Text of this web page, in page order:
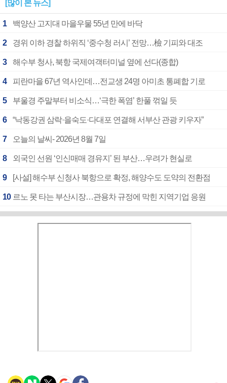
[많이 본 뉴스]
1 백양산 고지대 마을우물 55년 만에 바닥
2 경위 이하 경찰 하위직 ‘중수청 러시’ 전망…檢 기피와 대조
3 해수부 청사, 북항 국제여객터미널 옆에 선다(종합)
4 피란마을 67년 역사인데…전교생 24명 아미초 통폐합 기로
5 부울경 주말부터 비소식…‘극한 폭염’ 한풀 꺾일 듯
6 “낙동강권 삼락·을숙도·다대포 연결해 서부산 관광 키우자”
7 오늘의 날씨- 2026년 8월 7일
8 외국인 선원 ‘인신매매 경유지’ 된 부산…우려가 현실로
9 [사설] 해수부 신청사 북항으로 확정, 해양수도 도약의 전환점
10 르노 못 타는 부산시장…관용차 규정에 막힌 지역기업 응원